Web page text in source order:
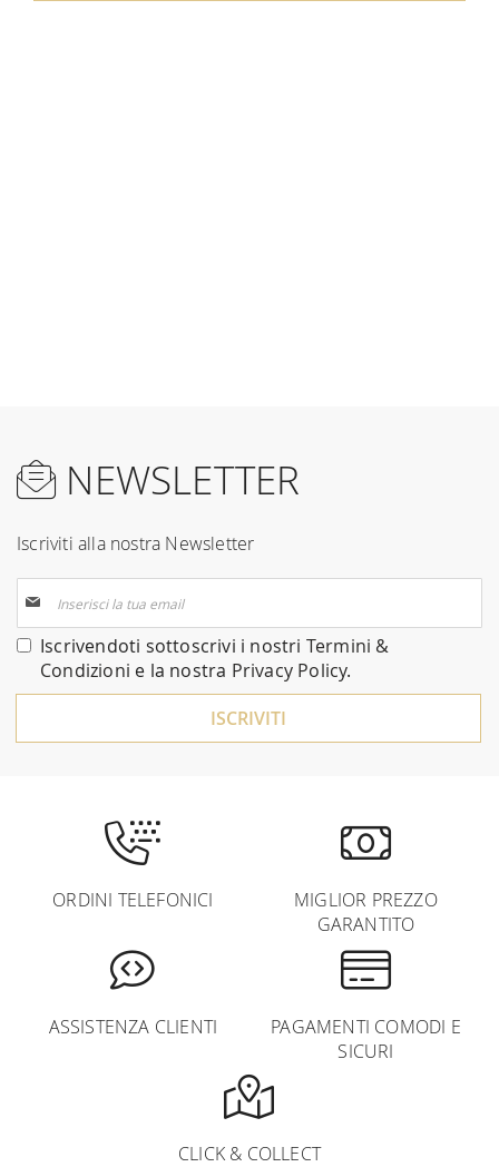
NEWSLETTER
Iscriviti alla nostra Newsletter
alla
nostra
Newsletter:
Iscrivendoti sottoscrivi i nostri Termini &
Condizioni e la nostra Privacy Policy.
ISCRIVITI
ORDINI TELEFONICI
MIGLIOR PREZZO
GARANTITO
ASSISTENZA CLIENTI
PAGAMENTI COMODI E
SICURI
CLICK & COLLECT